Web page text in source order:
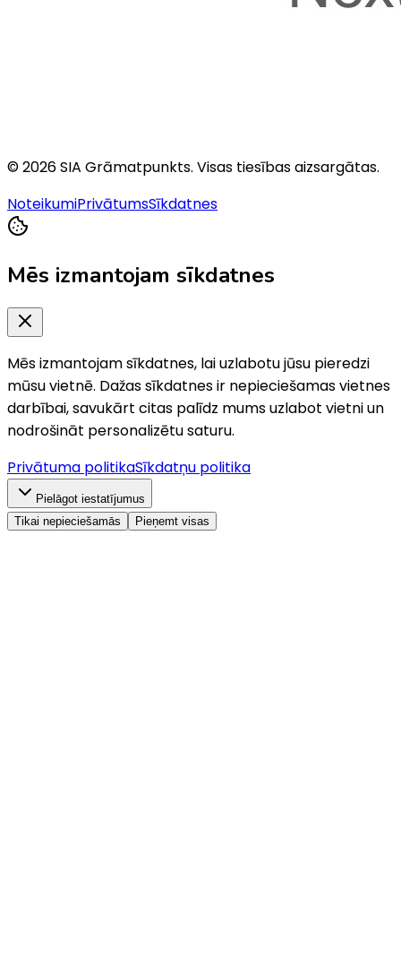
©2026SIA Grāmatpunkts. Visas tiesības aizsargātas.
NoteikumiPrivātumsSīkdatnes
Mēs izmantojam sīkdatnes
Mēs izmantojam sīkdatnes, lai uzlabotu jūsu pieredzi
mūsu vietnē. Dažas sīkdatnes ir nepieciešamas vietnes
darbībai, savukārt citas palīdz mums uzlabot vietni un
nodrošināt personalizētu saturu.
Privātuma politikaSīkdatņu politika
Pielāgot iestatījumus
Tikai nepieciešamās
Pieņemt visas